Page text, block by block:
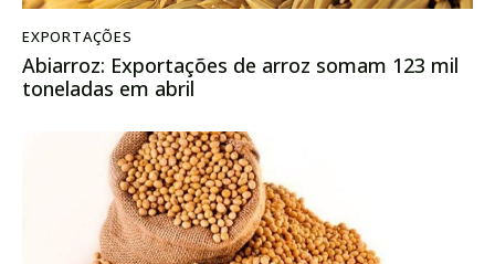
EXPORTAÇÕES
Abiarroz: Exportações de arroz somam 123 mil
toneladas em abril